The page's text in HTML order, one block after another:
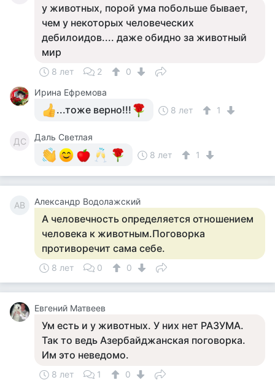
у животных, порой ума побольше бывает,
чем у некоторых человеческих
дебилоидов.... даже обидно за животный
мир
8 лет 2
0
Ирина Ефремова
...тоже верно!!! 8 лет 1
ДС
Даль Светлая
8 лет
1
АВ Александр Водолажский
А человечность определяется отношением
человека к животным.Поговорка
противоречит сама себе.
8 лет 0 0
Евгений Матвеев
Ум есть и у животных. У них нет РАЗУМА.
Так то ведь Азербайджанская поговорка.
Им это неведомо.
8 лет 1
0